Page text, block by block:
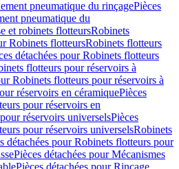
pneumatique du rinçagePièces
pneumatique du
et robinets flotteursRobinets
Robinets flotteursRobinets flotteurs
détachées pour Robinets flotteurs
flotteurs pour réservoirs à
Robinets flotteurs pour réservoirs à
réservoirs en céramiquePièces
pour réservoirs en
réservoirs universelsPièces
pour réservoirs universelsRobinets
détachées pour Robinets flotteurs pour
Pièces détachées pour Mécanismes
Pièces détachées pour Rinçage